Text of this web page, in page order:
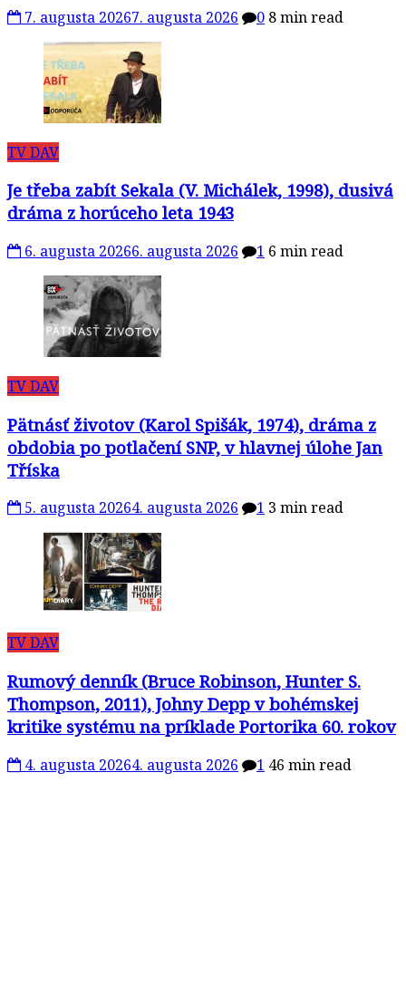
7. augusta 20267. augusta 2026 0 8 min read
TV DAV
Je třeba zabít Sekala (V. Michálek, 1998), dusivá
dráma z horúceho leta 1943
6. augusta 20266. augusta 2026 1 6 min read
TV DAV
Pätnásť životov (Karol Spišák, 1974), dráma z
obdobia po potlačení SNP, v hlavnej úlohe Jan
Tříska
5. augusta 20264. augusta 2026 1 3 min read
TV DAV
Rumový denník (Bruce Robinson, Hunter S.
Thompson, 2011), Johny Depp v bohémskej
kritike systému na príklade Portorika 60. rokov
4. augusta 20264. augusta 2026 1 46 min read